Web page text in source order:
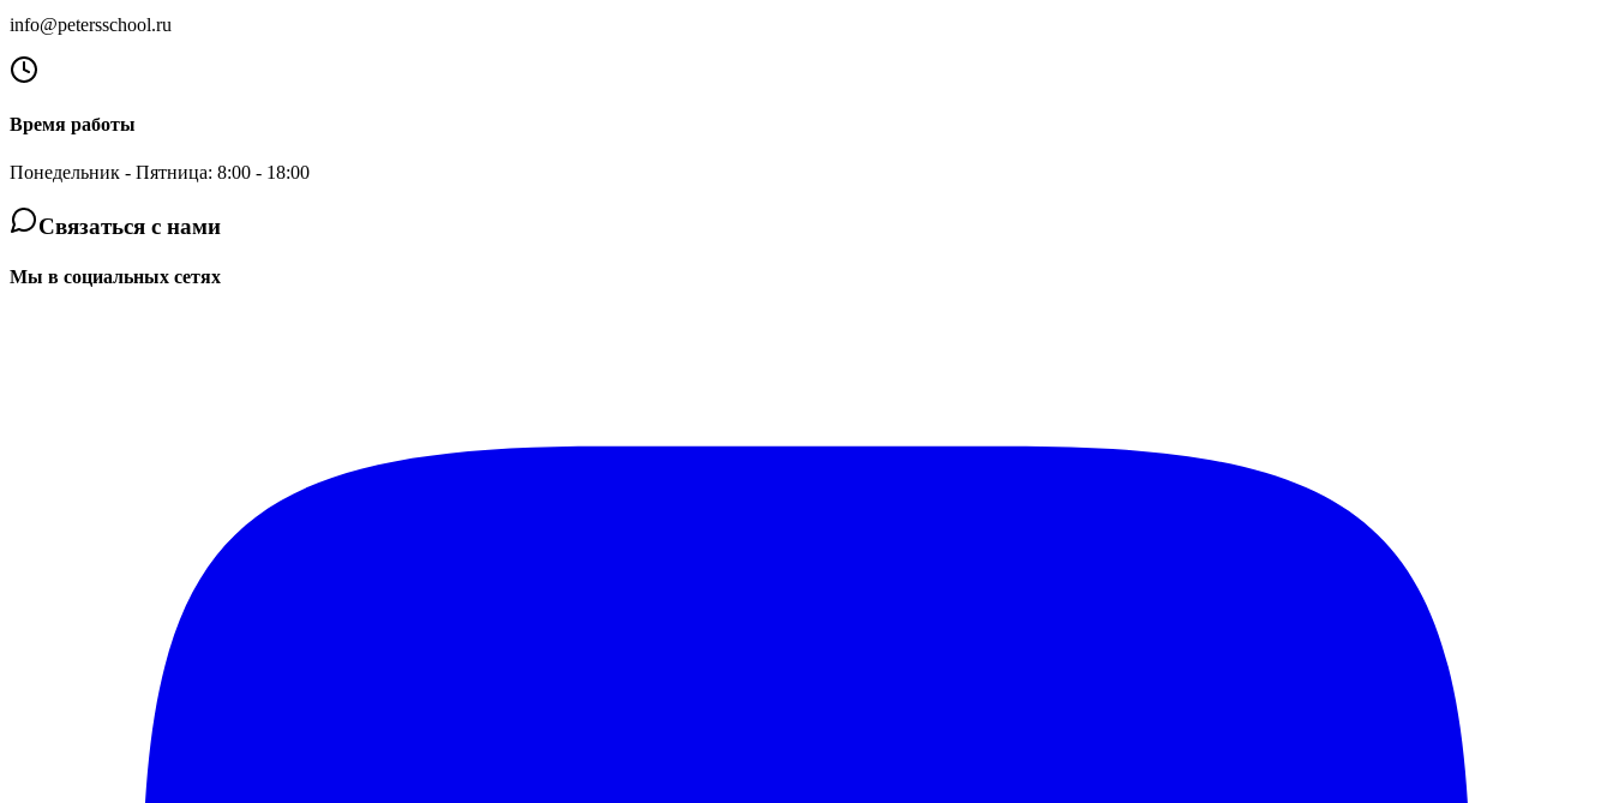
info@petersschool.ru
Время работы
Понедельник - Пятница: 8:00 - 18:00
Связаться с нами
Мы в социальных сетях